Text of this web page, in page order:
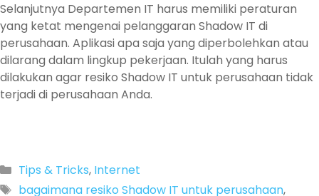
Selanjutnya Departemen IT harus memiliki peraturan
yang ketat mengenai pelanggaran Shadow IT di
perusahaan. Aplikasi apa saja yang diperbolehkan atau
dilarang dalam lingkup pekerjaan. Itulah yang harus
dilakukan agar resiko Shadow IT untuk perusahaan tidak
terjadi di perusahaan Anda.
Categories
Tips & Tricks, Internet
Tags
bagaimana resiko Shadow IT untuk perusahaan,